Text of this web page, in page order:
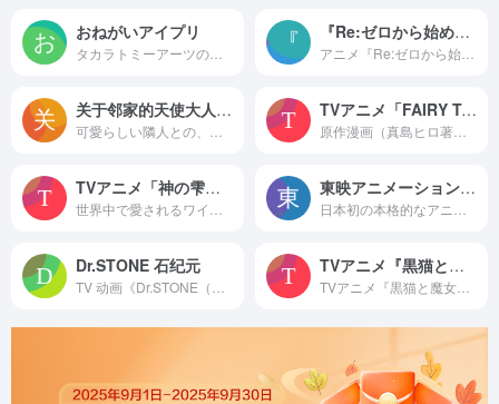
おねがいアイプリ 『Re:ゼロから始める異世界生活』アニメーションポータル
关于邻家的天使大人不知不觉把我惯成了废人这档子事 官网 TVアニメ「FAIRY TAIL」ファイナルシリーズ 公式サイト
TVアニメ「神の雫」公式サイト 東映アニメーションの公式ホームページ
Dr.STONE 石纪元 TVアニメ『黒猫と魔女の教室』公式サイト